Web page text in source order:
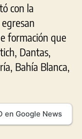
con la
formación que
Dantas,
Bahía Blanca,
en Google News